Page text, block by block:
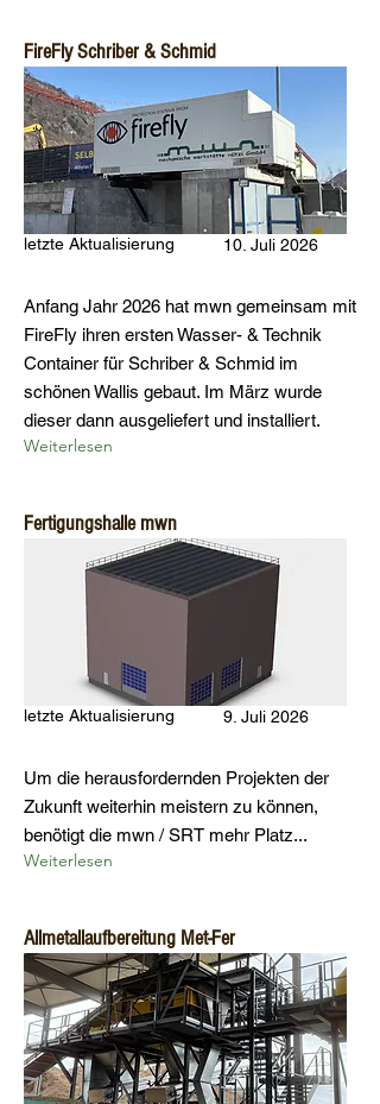
FireFly Schriber & Schmid
letzte Aktualisierung 10. Juli 2026
Anfang Jahr 2026 hat mwn gemeinsam mit
FireFly ihren ersten Wasser- & Technik
Container für Schriber & Schmid im
schönen Wallis gebaut. Im März wurde
dieser dann ausgeliefert und installiert.
Weiterlesen
Fertigungshalle mwn
letzte Aktualisierung 9. Juli 2026
Um die herausfordernden Projekten der
Zukunft weiterhin meistern zu können,
benötigt die mwn / SRT mehr Platz...
Weiterlesen
Allmetallaufbereitung Met-Fer